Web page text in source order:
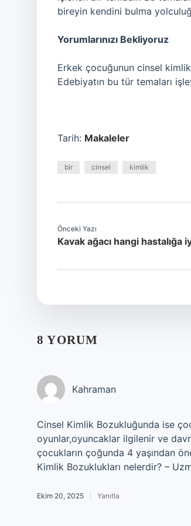
bireyin kendini bulma
Yorumlarınızı Bekliyoruz
Erkek çocuğunun cinsel
Edebiyatın bu tür temaları
Tarih: Makaleler
bir cinsel kimlik
Önceki Yazı
Kavak ağacı hangi hastalığa
8 YORUM
Kahraman
Cinsel Kimlik Bozukluğunda ise
oyunlar,oyuncaklar ilgilenir ve
çocukların çoğunda 4 yaşından
Kimlik Bozuklukları nelerdir? –
Ekim 20, 2025 Yanıtla